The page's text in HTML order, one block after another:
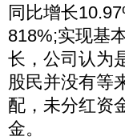
同比增长
818%;实现基
长，公司认为
股民并没有等
配，未分红资
金。